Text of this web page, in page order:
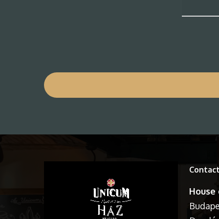
Contact
House